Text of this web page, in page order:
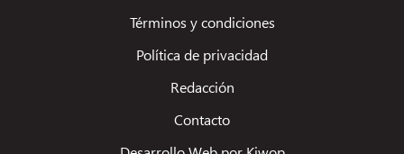
Términos y condiciones
Política de privacidad
Redacción
Contacto